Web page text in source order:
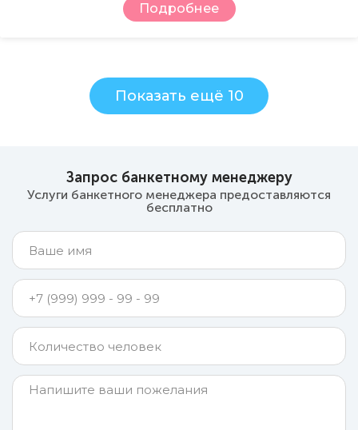
Подробнее
Показать ещё 10
Запрос банкетному менеджеру
Услуги банкетного менеджера предоставляются
бесплатно